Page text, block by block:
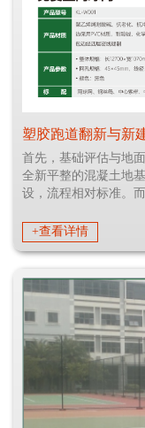
塑胶跑道翻新与新
首先，基础评估与地
全新平整的混凝土地
设，流程相对标准。
+查看详情